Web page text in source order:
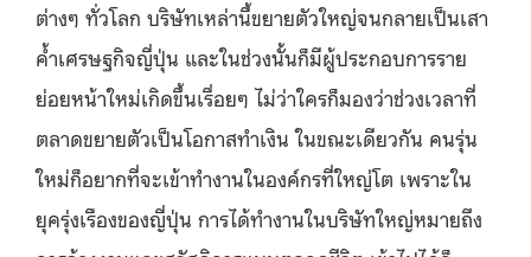
ต่างๆ ทั่วโลก บริษัทเหล่านี้ขยายตัวใหญ่จนกลายเป็นเสา
ค้ำเศรษฐกิจญี่ปุ่น และในช่วงนั้นก็มีผู้ประกอบการราย
ย่อยหน้าใหม่เกิดขึ้นเรื่อยๆ ไม่ว่าใครก็มองว่าช่วงเวลาที่
ตลาดขยายตัวเป็นโอกาสทำเงิน ในขณะเดียวกัน คนรุ่น
ใหม่ก็อยากที่จะเข้าทำงานในองค์กรที่ใหญ่โต เพราะใน
ยุครุ่งเรืองของญี่ปุ่น การได้ทำงานในบริษัทใหญ่หมายถึง